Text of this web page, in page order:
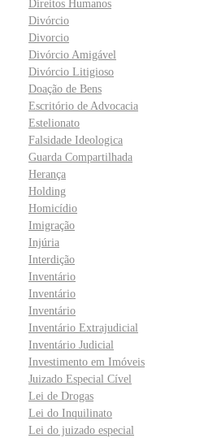
Direitos Humanos
Divórcio
Divorcio
Divórcio Amigável
Divórcio Litigioso
Doação de Bens
Escritório de Advocacia
Estelionato
Falsidade Ideologica
Guarda Compartilhada
Herança
Holding
Homicídio
Imigração
Injúria
Interdição
Inventário
Inventário
Inventário
Inventário Extrajudicial
Inventário Judicial
Investimento em Imóveis
Juizado Especial Cível
Lei de Drogas
Lei do Inquilinato
Lei do juizado especial